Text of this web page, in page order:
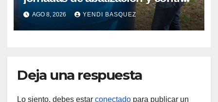
de vectores en comunidades del
AGO 8, 2026 YENDI BASQUEZ
Deja una respuesta
Lo siento, debes estar conectado para publicar un